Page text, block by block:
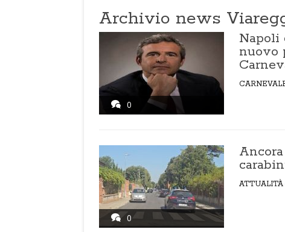
Archivio news
0
Napoli
nuovo
0
ATTUALITÀ